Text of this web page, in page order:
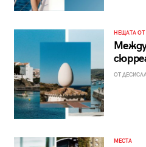
НЕЩАТА
ОТ
МЕСТА